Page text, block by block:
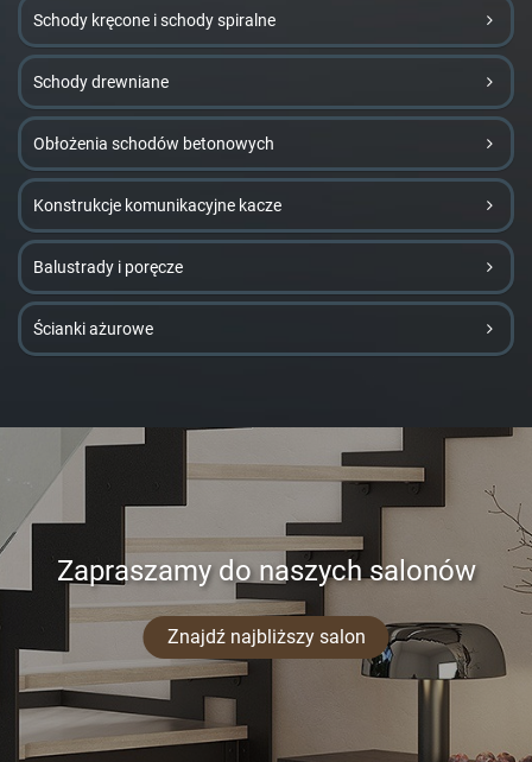
Schody kręcone i schody spiralne
Schody drewniane
Obłożenia schodów betonowych
Konstrukcje komunikacyjne kacze
Balustrady i poręcze
Ścianki ażurowe
Zapraszamy do naszych salonów
Znajdź najbliższy salon